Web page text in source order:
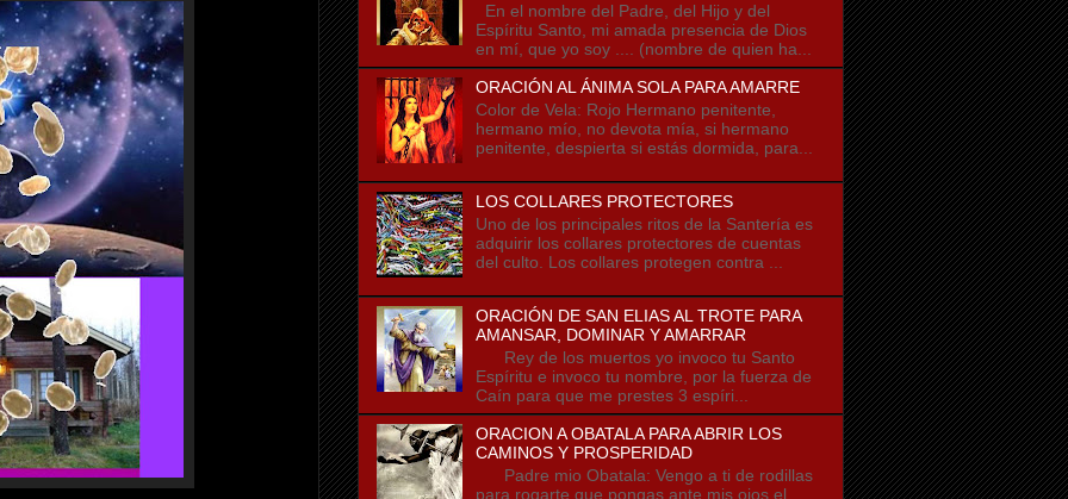
En el nombre del Padre, del Hijo y del
Espíritu Santo, mi amada presencia de Dios
en mí, que yo soy .... (nombre de quien ha...
ORACIÓN AL ÁNIMA SOLA PARA AMARRE
Color de Vela: Rojo Hermano penitente,
hermano mío, no devota mía, si hermano
penitente, despierta si estás dormida, para...
LOS COLLARES PROTECTORES
Uno de los principales ritos de la Santería es
adquirir los collares protectores de cuentas
del culto. Los collares protegen contra ...
ORACIÓN DE SAN ELIAS AL TROTE PARA
AMANSAR, DOMINAR Y AMARRAR
Rey de los muertos yo invoco tu Santo
Espíritu e invoco tu nombre, por la fuerza de
Caín para que me prestes 3 espíri...
ORACION A OBATALA PARA ABRIR LOS
CAMINOS Y PROSPERIDAD
Padre mio Obatala: Vengo a ti de rodillas
para rogarte que pongas ante mis ojos el